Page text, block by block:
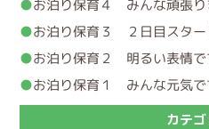
お泊り保育４ みんな頑張り
お泊り保育３ ２日目スター
お泊り保育２ 明るい表情で
お泊り保育１ みんな元気で
カテ